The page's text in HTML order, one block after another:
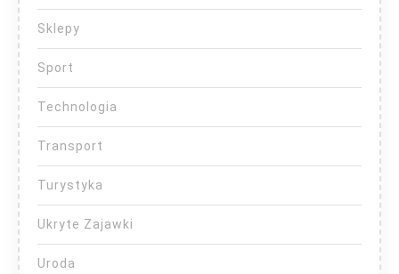
Sklepy
Sport
Technologia
Transport
Turystyka
Ukryte Zajawki
Uroda